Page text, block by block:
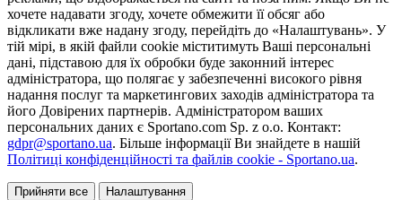
хочете надавати згоду, хочете обмежити її обсяг або
відкликати вже надану згоду, перейдіть до «Налаштувань». У
тій мірі, в якій файли cookie міститимуть Ваші персональні
дані, підставою для їх обробки буде законний інтерес
адміністратора, що полягає у забезпеченні високого рівня
надання послуг та маркетингових заходів адміністратора та
його Довірених партнерів. Адміністратором ваших
персональних даних є Sportano.com Sp. z o.o. Контакт:
gdpr@sportano.ua. Більше інформації Ви знайдете в нашій
Політиці конфіденційності та файлів cookie - Sportano.ua.
Прийняти все Налаштування